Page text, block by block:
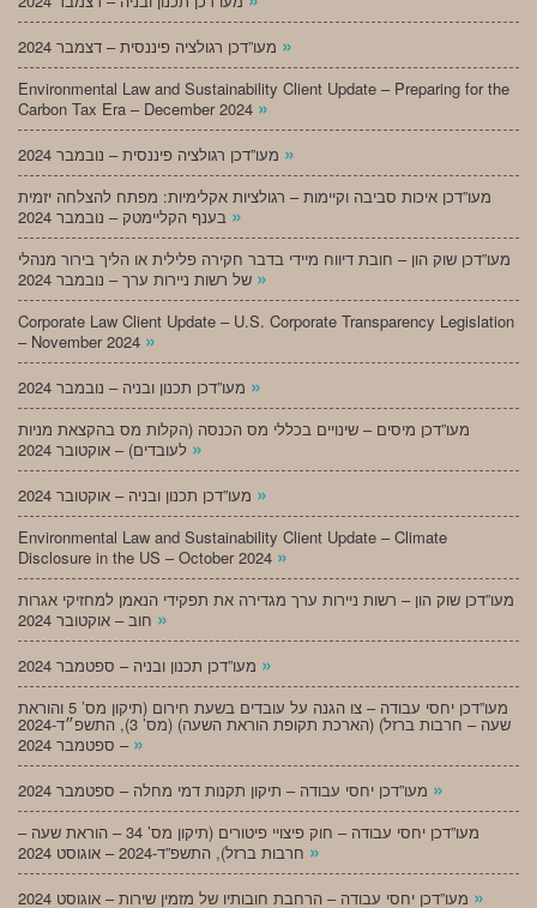
»
Environmental Law and Sustainability Client Update – Preparing for the
Carbon Tax Era – December 2024 »
»
מעו”דכן איכות סביבה וקיימות – רגולציות אקלימיות: מפתח להצלחה יזמית
»
מעו”דכן שוק הון – חובת דיווח מיידי בדבר חקירה פלילית או הליך בירור מנהלי
»
Corporate Law Client Update – U.S. Corporate Transparency Legislation
– November 2024 »
»
מעו”דכן מיסים – שינויים בכללי מס הכנסה (הקלות מס בהקצאת מניות
»
»
Environmental Law and Sustainability Client Update – Climate
Disclosure in the US – October 2024 »
מעו”דכן שוק הון – רשות ניירות ערך מגדירה את תפקידי הנאמן למחזיקי אגרות
»
»
מעו”דכן יחסי עבודה – צו הגנה על עובדים בשעת חירום (תיקון מס’ 5 והוראת
שעה – חרבות ברזל) (הארכת תקופת הוראת השעה) (מס’ 3), התשפ״ד-2024
– ספטמבר 2024 »
»
מעו”דכן יחסי עבודה – חוק פיצויי פיטורים (תיקון מס’ 34 – הוראת שעה –
»
»